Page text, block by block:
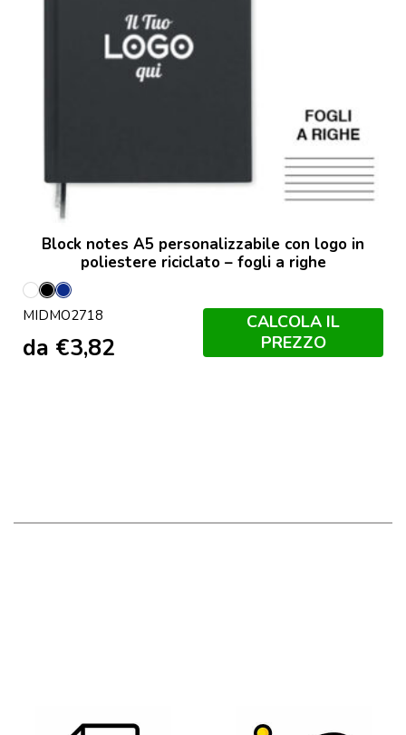
Block notes A5 personalizzabile con logo in
poliestere riciclato – fogli a righe
Bianco
NeroFrancese
Navy
MIDMO2718
da €3,82
CALCOLA IL
PREZZO